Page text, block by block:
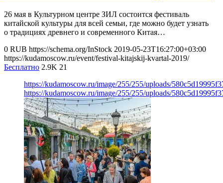
26 мая в Культурном центре ЗИЛ состоится фестиваль
китайской культуры для всей семьи, где можно будет узнать
о традициях древнего и современного Китая…
0 RUB https://schema.org/InStock 2019-05-23T16:27:00+03:00
https://kudamoscow.ru/event/festival-kitajskij-kvartal-2019/
Бесплатно 2.9K 21
https://kudamoscow.ru/image/255/255/uploads/
https://kudamoscow.ru/image/255/255/uploads/